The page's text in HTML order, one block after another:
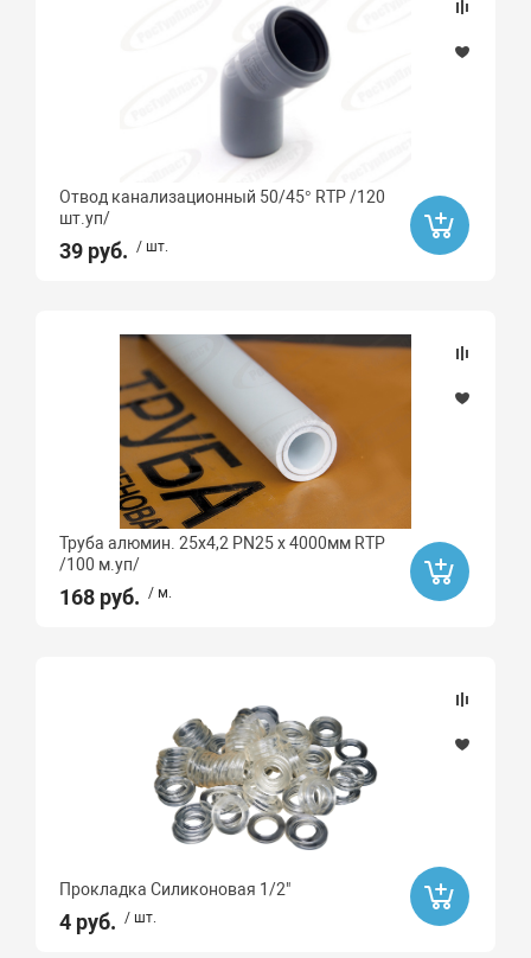
Отвод канализационный 50/45° RTP /120
шт.уп/
39 руб. / шт.
Труба алюмин. 25х4,2 PN25 х 4000мм RTP
/100 м.уп/
168 руб. / м.
Прокладка Силиконовая 1/2"
4 руб. / шт.